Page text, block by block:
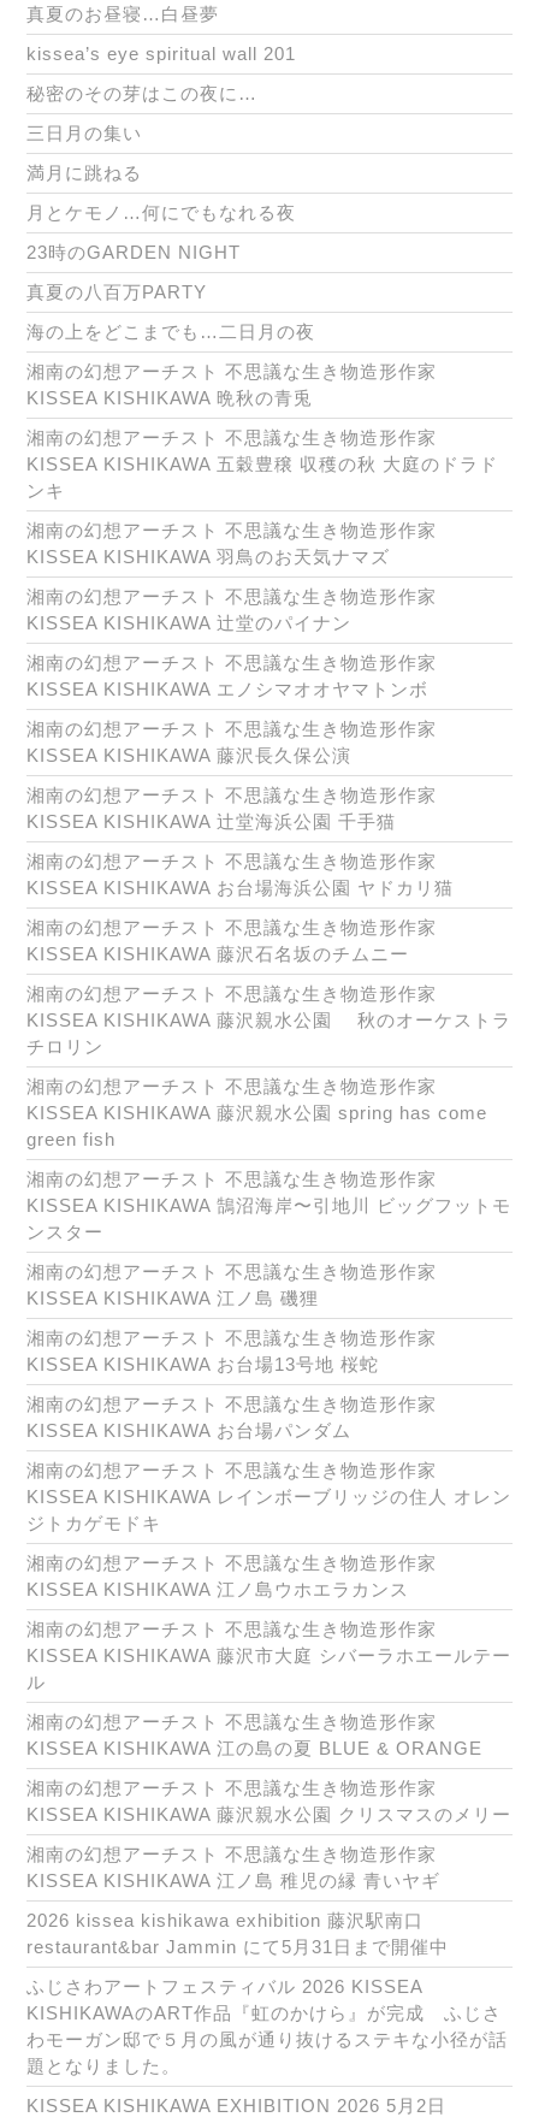
真夏のお昼寝…白昼夢
kissea’s eye spiritual wall 201
秘密のその芽はこの夜に…
三日月の集い
満月に跳ねる
月とケモノ…何にでもなれる夜
23時のGARDEN NIGHT
真夏の八百万PARTY
海の上をどこまでも…二日月の夜
湘南の幻想アーチスト 不思議な生き物造形作家
KISSEA KISHIKAWA 晩秋の青兎
湘南の幻想アーチスト 不思議な生き物造形作家
KISSEA KISHIKAWA 五穀豊穣 収穫の秋 大庭のドラド
ンキ
湘南の幻想アーチスト 不思議な生き物造形作家
KISSEA KISHIKAWA 羽鳥のお天気ナマズ
湘南の幻想アーチスト 不思議な生き物造形作家
KISSEA KISHIKAWA 辻堂のパイナン
湘南の幻想アーチスト 不思議な生き物造形作家
KISSEA KISHIKAWA エノシマオオヤマトンボ
湘南の幻想アーチスト 不思議な生き物造形作家
KISSEA KISHIKAWA 藤沢長久保公演
湘南の幻想アーチスト 不思議な生き物造形作家
KISSEA KISHIKAWA 辻堂海浜公園 千手猫
湘南の幻想アーチスト 不思議な生き物造形作家
KISSEA KISHIKAWA お台場海浜公園 ヤドカリ猫
湘南の幻想アーチスト 不思議な生き物造形作家
KISSEA KISHIKAWA 藤沢石名坂のチムニー
湘南の幻想アーチスト 不思議な生き物造形作家
KISSEA KISHIKAWA 藤沢親水公園 秋のオーケストラ
チロリン
湘南の幻想アーチスト 不思議な生き物造形作家
KISSEA KISHIKAWA 藤沢親水公園 spring has come
green fish
湘南の幻想アーチスト 不思議な生き物造形作家
KISSEA KISHIKAWA 鵠沼海岸〜引地川 ビッグフットモ
ンスター
湘南の幻想アーチスト 不思議な生き物造形作家
KISSEA KISHIKAWA 江ノ島 磯狸
湘南の幻想アーチスト 不思議な生き物造形作家
KISSEA KISHIKAWA お台場13号地 桜蛇
湘南の幻想アーチスト 不思議な生き物造形作家
KISSEA KISHIKAWA お台場パンダム
湘南の幻想アーチスト 不思議な生き物造形作家
KISSEA KISHIKAWA レインボーブリッジの住人 オレン
ジトカゲモドキ
湘南の幻想アーチスト 不思議な生き物造形作家
KISSEA KISHIKAWA 江ノ島ウホエラカンス
湘南の幻想アーチスト 不思議な生き物造形作家
KISSEA KISHIKAWA 藤沢市大庭 シバーラホエールテー
ル
湘南の幻想アーチスト 不思議な生き物造形作家
KISSEA KISHIKAWA 江の島の夏 BLUE & ORANGE
湘南の幻想アーチスト 不思議な生き物造形作家
KISSEA KISHIKAWA 藤沢親水公園 クリスマスのメリー
湘南の幻想アーチスト 不思議な生き物造形作家
KISSEA KISHIKAWA 江ノ島 稚児の縁 青いヤギ
2026 kissea kishikawa exhibition 藤沢駅南口
restaurant&bar Jammin にて5月31日まで開催中
ふじさわアートフェスティバル 2026 KISSEA
KISHIKAWAのART作品『虹のかけら』が完成 ふじさ
わモーガン邸で５月の風が通り抜けるステキな小径が話
題となりました。
KISSEA KISHIKAWA EXHIBITION 2026 5月2日